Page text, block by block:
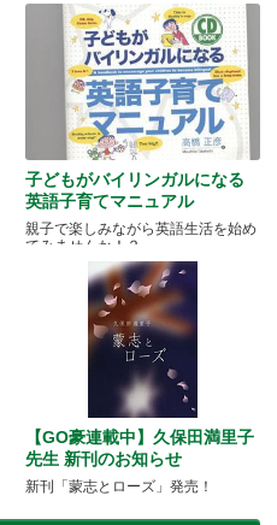
子どもがバイリンガルになる
英語子育てマニュアル
親子で楽しみながら英語生活を始め
てみませんか！？
【GO豪連載中】久保田満里子
先生 新刊のお知らせ
新刊「蒙志とローズ」発売！